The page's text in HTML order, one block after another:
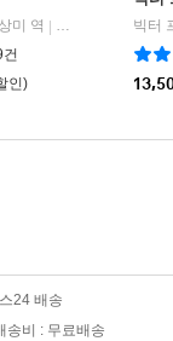
미 역
특별한서재
인)
빅터
24 배송
송비 : 무료배송